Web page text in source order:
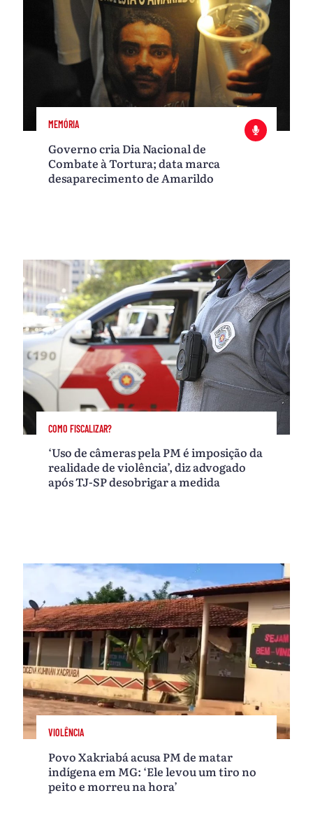
MEMÓRIA
Governo cria Dia Nacional de
Combate à Tortura; data marca
desaparecimento de Amarildo
COMO FISCALIZAR?
‘Uso de câmeras pela PM é imposição da
realidade de violência’, diz advogado
após TJ-SP desobrigar a medida
VIOLÊNCIA
Povo Xakriabá acusa PM de matar
indígena em MG: ‘Ele levou um tiro no
peito e morreu na hora’